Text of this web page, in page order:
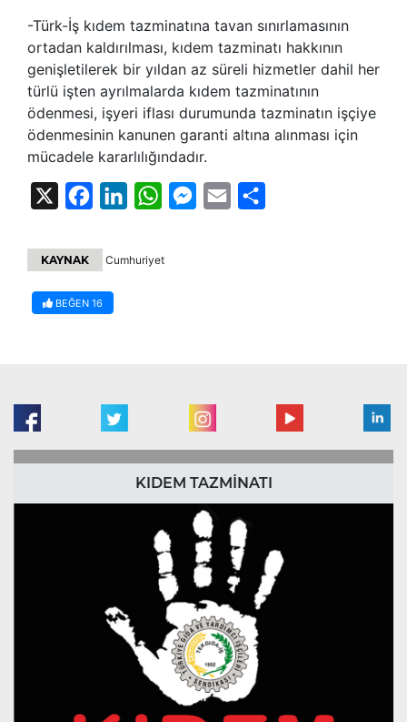
-Türk-İş kıdem tazminatına tavan sınırlamasının
ortadan kaldırılması, kıdem tazminatı hakkının
genişletilerek bir yıldan az süreli hizmetler dahil her
türlü işten ayrılmalarda kıdem tazminatının
ödenmesi, işyeri iflası durumunda tazminatın işçiye
ödenmesinin kanunen garanti altına alınması için
mücadele kararlılığındadır.
FacebookLinkedInWhatsAppMessenger
Email
KAYNAK Cumhuriyet
BEĞEN 16
KIDEM TAZMİNATI